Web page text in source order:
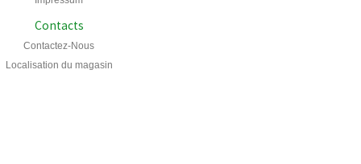
Contacts
Contactez-Nous
Localisation du magasin